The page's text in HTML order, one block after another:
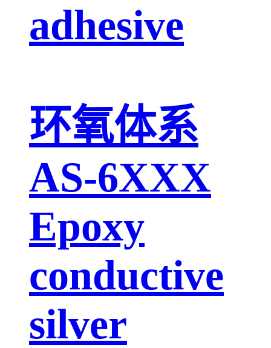
adhesive
环氧体系
AS-6XXX
Epoxy
conductive
silver